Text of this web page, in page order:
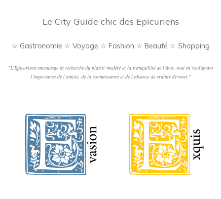
Le City Guide chic des Epicuriens
☆ Gastronomie ☆ Voyage ☆ Fashion ☆ Beauté ☆ Shopping
"L'Epicurisme encourage la recherche du plaisir modéré et la tranquillité de l’âme, tout en soulignant
l’importance de l’amitié, de la connaissance et de l’absence de crainte de mort."